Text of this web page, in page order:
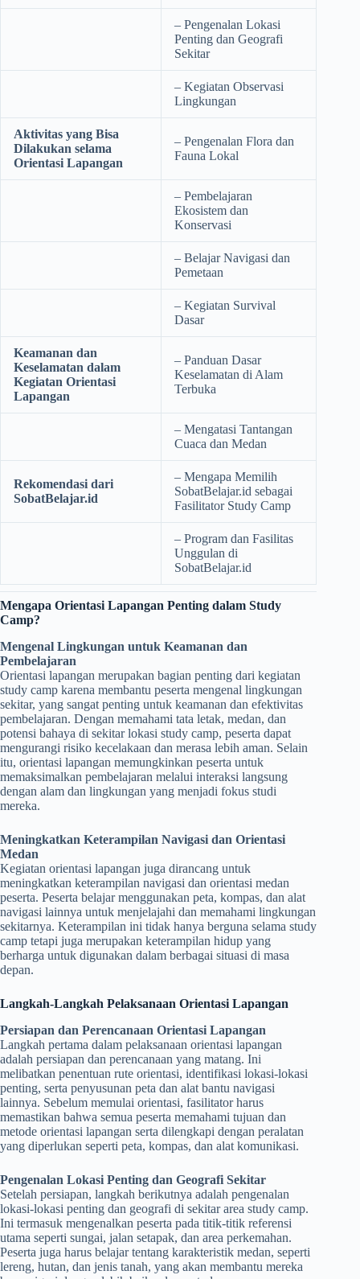
– Pengenalan Lokasi
Penting dan Geografi
Sekitar
– Kegiatan Observasi
Lingkungan
Aktivitas yang Bisa
Dilakukan selama
Orientasi Lapangan
– Pengenalan Flora dan
Fauna Lokal
– Pembelajaran
Ekosistem dan
Konservasi
– Belajar Navigasi dan
Pemetaan
– Kegiatan Survival
Dasar
Keamanan dan
Keselamatan dalam
Kegiatan Orientasi
Lapangan
– Panduan Dasar
Keselamatan di Alam
Terbuka
– Mengatasi Tantangan
Cuaca dan Medan
Rekomendasi dari
SobatBelajar.id
– Mengapa Memilih
SobatBelajar.id sebagai
Fasilitator Study Camp
– Program dan Fasilitas
Unggulan di
SobatBelajar.id
Mengapa Orientasi Lapangan Penting dalam Study
Camp?
Mengenal Lingkungan untuk Keamanan dan
Pembelajaran
Orientasi lapangan merupakan bagian penting dari kegiatan
study camp karena membantu peserta mengenal lingkungan
sekitar, yang sangat penting untuk keamanan dan efektivitas
pembelajaran. Dengan memahami tata letak, medan, dan
potensi bahaya di sekitar lokasi study camp, peserta dapat
mengurangi risiko kecelakaan dan merasa lebih aman. Selain
itu, orientasi lapangan memungkinkan peserta untuk
memaksimalkan pembelajaran melalui interaksi langsung
dengan alam dan lingkungan yang menjadi fokus studi
mereka.
Meningkatkan Keterampilan Navigasi dan Orientasi
Medan
Kegiatan orientasi lapangan juga dirancang untuk
meningkatkan keterampilan navigasi dan orientasi medan
peserta. Peserta belajar menggunakan peta, kompas, dan alat
navigasi lainnya untuk menjelajahi dan memahami lingkungan
sekitarnya. Keterampilan ini tidak hanya berguna selama study
camp tetapi juga merupakan keterampilan hidup yang
berharga untuk digunakan dalam berbagai situasi di masa
depan.
Langkah-Langkah Pelaksanaan Orientasi Lapangan
Persiapan dan Perencanaan Orientasi Lapangan
Langkah pertama dalam pelaksanaan orientasi lapangan
adalah persiapan dan perencanaan yang matang. Ini
melibatkan penentuan rute orientasi, identifikasi lokasi-lokasi
penting, serta penyusunan peta dan alat bantu navigasi
lainnya. Sebelum memulai orientasi, fasilitator harus
memastikan bahwa semua peserta memahami tujuan dan
metode orientasi lapangan serta dilengkapi dengan peralatan
yang diperlukan seperti peta, kompas, dan alat komunikasi.
Pengenalan Lokasi Penting dan Geografi Sekitar
Setelah persiapan, langkah berikutnya adalah pengenalan
lokasi-lokasi penting dan geografi di sekitar area study camp.
Ini termasuk mengenalkan peserta pada titik-titik referensi
utama seperti sungai, jalan setapak, dan area perkemahan.
Peserta juga harus belajar tentang karakteristik medan, seperti
lereng, hutan, dan jenis tanah, yang akan membantu mereka